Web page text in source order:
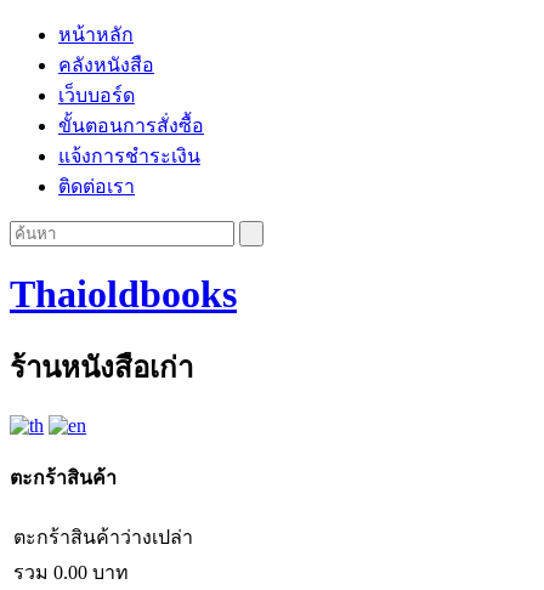
หน้าหลัก
คลังหนังสือ
เว็บบอร์ด
ขั้นตอนการสั่งซื้อ
แจ้งการชำระเงิน
ติดต่อเรา
Thaioldbooks
ร้านหนังสือเก่า
ตะกร้าสินค้า
ตะกร้าสินค้าว่างเปล่า
รวม 0.00 บาท